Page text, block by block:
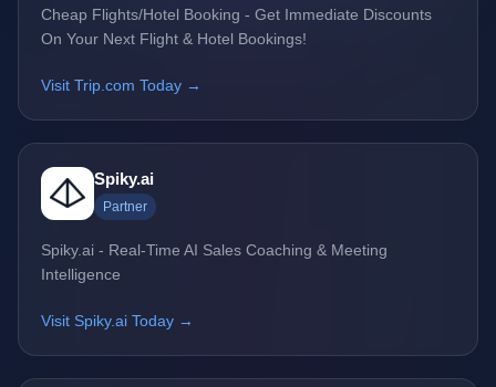
Cheap Flights/Hotel Booking - Get Immediate Discounts
On Your Next Flight & Hotel Bookings!
Visit Trip.com Today →
Spiky.ai
Partner
Spiky.ai - Real-Time AI Sales Coaching & Meeting
Intelligence
Visit Spiky.ai Today →